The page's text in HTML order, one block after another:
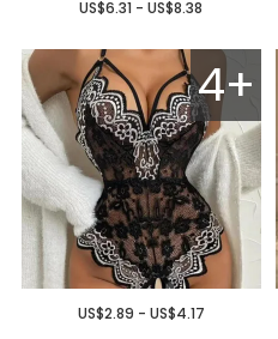
US$6.31 - US$8.38
4+
US$2.89 - US$4.17